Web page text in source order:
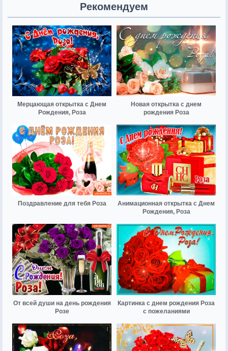
Рекомендуем
Мерцающая открытка с Днем
Рождения, Роза
Новая открытка с днем
рождения Роза
Поздравление для тебя Роза
Анимационная открытка с Днем
Рождения, Роза
От всей души на день рождения
Розе
Картинка с днем рождения Роза
с пожеланиями